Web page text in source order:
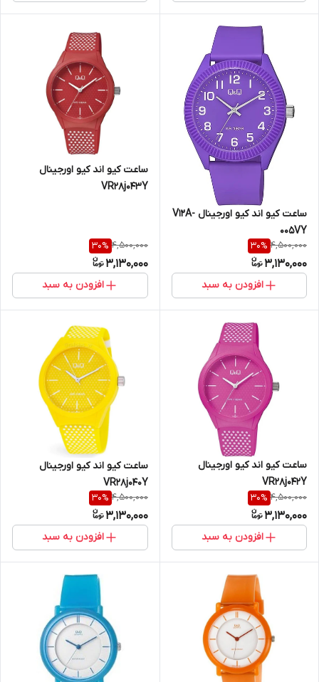
ساعت کیو اند کیو اورجینال V12َA-
005VY
4,500,000
30%
3,130,000
افزودن به سبد
ساعت کیو اند کیو اورجینال
VR28j043Y
4,500,000
30%
3,130,000
افزودن به سبد
ساعت کیو اند کیو اورجینال
VR28j042Y
4,500,000
30%
3,130,000
افزودن به سبد
ساعت کیو اند کیو اورجینال
VR28j040Y
4,500,000
30%
3,130,000
افزودن به سبد